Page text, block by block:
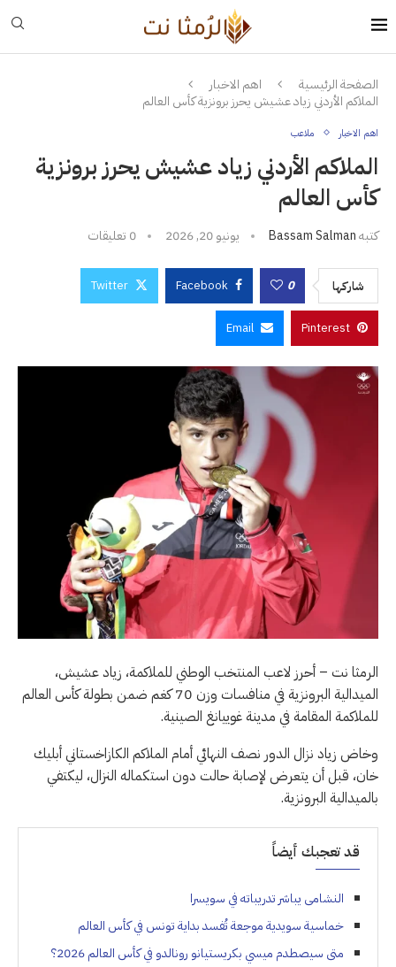
الصفحة الرئيسية
اهم الاخبار
الملاكم الأردني زياد عشيش يحرز برونزية كأس العالم
اهم الاخبار ملاعب
الملاكم الأردني زياد عشيش يحرز برونزية
كأس العالم
كتبهBassam Salman يونيو 20, 2026 0 تعليقات
شاركها 0
Facebook
Twitter
Pinterest
Email
الرمثا نت – أحرز لاعب المنتخب الوطني للملاكمة، زياد عشيش،
الميدالية البرونزية في منافسات وزن 70 كغم ضمن بطولة كأس العالم
للملاكمة المقامة في مدينة غوييانغ الصينية.
وخاض زياد نزال الدور نصف النهائي أمام الملاكم الكازاخستاني أبليك
خان، قبل أن يتعرض لإصابة حالت دون استكماله النزال، ليكتفي
بالميدالية البرونزية.
قد تعجبك أيضاً
النشامى يباشر تدريباته في سويسرا
خماسية سويدية موجعة تُفسد بداية تونس في كأس العالم
متى سيصطدم ميسي بكريستيانو رونالدو في كأس العالم 2026؟